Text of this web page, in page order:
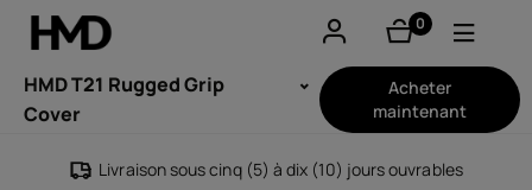
0
éléments
Smartphones
HMD T21 Rugged Grip
Cover
Acheter
maintenant
Livraison sous cinq (5) à dix (10) jours ouvrables